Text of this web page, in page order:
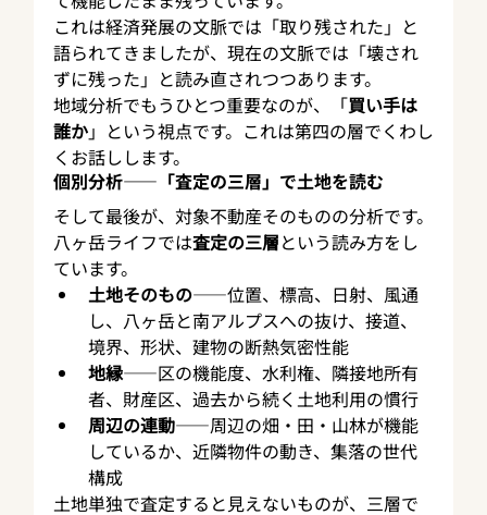
これは経済発展の文脈では「取り残された」と
語られてきましたが、現在の文脈では「壊され
ずに残った」と読み直されつつあります。
地域分析でもうひとつ重要なのが、「買い手は
誰か」という視点です。これは第四の層でくわし
くお話しします。
個別分析——「査定の三層」で土地を読む
そして最後が、対象不動産そのものの分析です。
八ヶ岳ライフでは査定の三層という読み方をし
ています。
土地そのもの——位置、標高、日射、風通
し、八ヶ岳と南アルプスへの抜け、接道、
境界、形状、建物の断熱気密性能
地縁——区の機能度、水利権、隣接地所有
者、財産区、過去から続く土地利用の慣行
周辺の連動——周辺の畑・田・山林が機能
しているか、近隣物件の動き、集落の世代
構成
土地単独で査定すると見えないものが、三層で